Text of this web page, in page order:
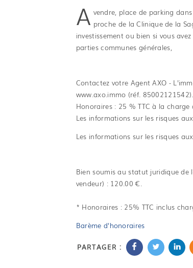
A vendre, place de parking
proche de la Clinique de la
investissement ou bien si vous
parties communes générales,
Contactez votre Agent AXO -
www.axo.immo (réf. 85002121542).
Honoraires : 25 % TTC à la charge
Les informations sur les risques
Les informations sur les risques
Bien soumis au statut juridique
vendeur) : 120.00 €.
* Honoraires : 25% TTC inclus
Barème d'honoraires
PARTAGER :